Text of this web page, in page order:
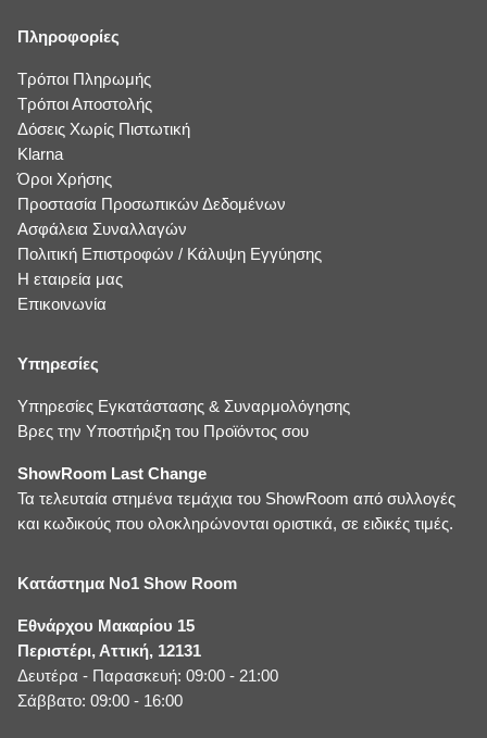
Πληροφορίες
Τρόποι Πληρωμής
Τρόποι Αποστολής
Δόσεις Χωρίς Πιστωτική
Klarna
Όροι Χρήσης
Προστασία Προσωπικών Δεδομένων
Ασφάλεια Συναλλαγών
Πολιτική Επιστροφών / Κάλυψη Εγγύησης
Η εταιρεία μας
Επικοινωνία
Υπηρεσίες
Υπηρεσίες Εγκατάστασης & Συναρμολόγησης
Βρες την Υποστήριξη του Προϊόντος σου
ShowRoom Last Change
Τα τελευταία στημένα τεμάχια του ShowRoom από συλλογές
και κωδικούς που ολοκληρώνονται οριστικά, σε ειδικές τιμές.
Κατάστημα No1 Show Room
Εθνάρχου Μακαρίου 15
Περιστέρι, Αττική, 12131
Δευτέρα - Παρασκευή: 09:00 - 21:00
Σάββατο: 09:00 - 16:00